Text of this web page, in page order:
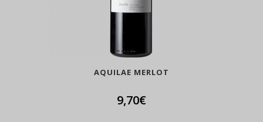
AQUILAE MERLOT
9,70€